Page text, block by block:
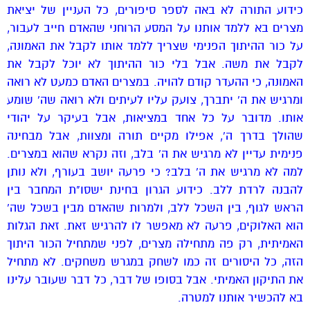
כידוע התורה לא באה לספר סיפורים, כל העניין של יציאת
מצרים בא ללמד אותנו על המסע הרוחני שהאדם חייב לעבור,
על כור ההיתוך הפנימי שצריך ללמד אותו לקבל את האמונה,
לקבל את משה. אבל בלי כור ההיתוך לא יוכל לקבל את
האמונה, כי ההעדר קודם להויה. במצרים האדם כמעט לא רואה
ומרגיש את ה' יתברך, צועק עליו לעיתים ולא רואה שה' שומע
אותו. מדובר על כל אחד במציאות, אבל בעיקר על יהודי
שהולך בדרך ה', אפילו מקיים תורה ומצוות, אבל מבחינה
פנימית עדיין לא מרגיש את ה' בלב, וזה נקרא שהוא במצרים.
למה לא מרגיש את ה' בלב? כי פרעה יושב בעורף, ולא נותן
להבנה לרדת ללב. כידוע הגרון בחינת ישסו"ת המחבר בין
הראש לגוף, בין השכל ללב, ולמרות שהאדם מבין בשכל שה'
הוא האלוקים, פרעה לא מאפשר לו להרגיש זאת. זאת הגלות
האמיתית, רק פה מתחילה מצרים, לפני שמתחיל הכור היתוך
הזה, כל היסורים זה כמו לשחק במגרש משחקים. לא מתחיל
את התיקון האמיתי. אבל בסופו של דבר, כל דבר שעובר עלינו
בא להכשיר אותנו למטרה.